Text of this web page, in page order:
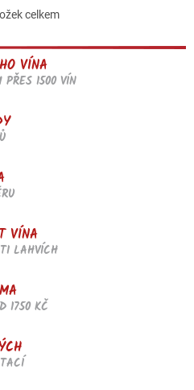
O
l
á
d
k
ý
p
s
u
celkem
VÍNA
PŘES 1500 VÍN
VÍNA
LAHVÍCH
1750 KČ